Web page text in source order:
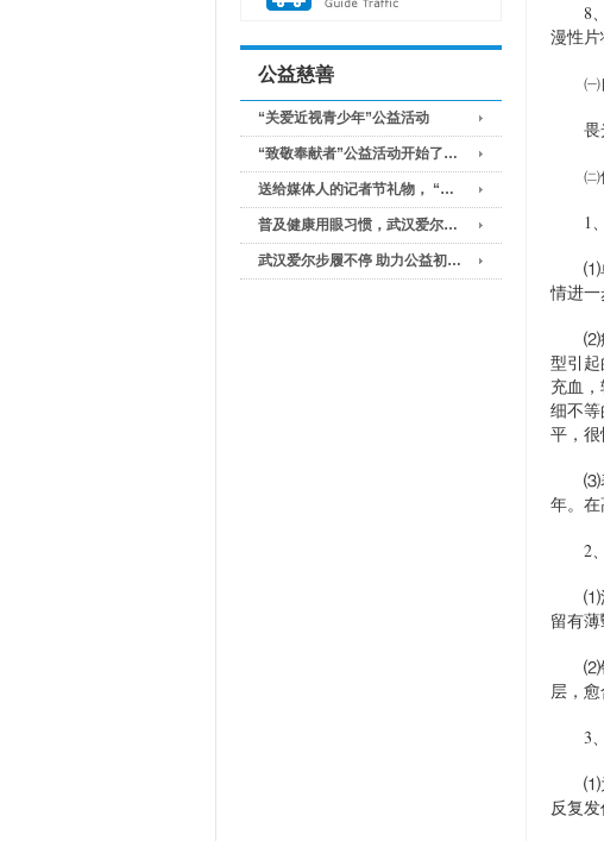
公益慈善
“关爱近视青少年”公益活动
“致敬奉献者”公益活动开始了…
送给媒体人的记者节礼物， “…
普及健康用眼习惯，武汉爱尔…
武汉爱尔步履不停 助力公益初…
8、
漫性片
㈠
畏光
㈡
1、
⑴单
情进一
⑵病
型引
充血
细不
平，很
⑶表
年。
2、
⑴沙
留有薄
⑵钱
层，愈
3、
⑴为
反复